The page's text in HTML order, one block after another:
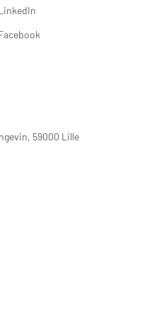
59000 Lille